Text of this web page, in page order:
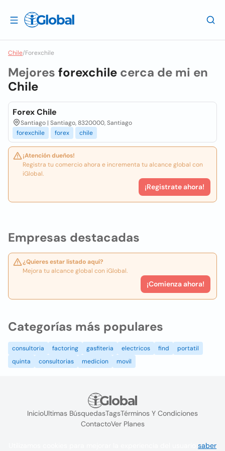
Chile/Forexchile
Empresas destacadas
¿Quieres estar listado aquí?
Mejora tu alcance global con iGlobal.
¡Comienza ahora!
Mejores forexchile cerca de mi en
Chile
Forex Chile
Santiago | Santiago, 8320000, Santiago
forexchile
forex chile
¡Atención dueños!
Registra tu comercio ahora e incrementa tu alcance global con
iGlobal.
¡Registrate ahora!
Categorías más populares
consultoria factoring gasfiteria electricos find
portatil
quinta
consultorias medicion movil
InicioUltimas BúsquedasTagsTérminos Y Condiciones
ContactoVer Planes
saber